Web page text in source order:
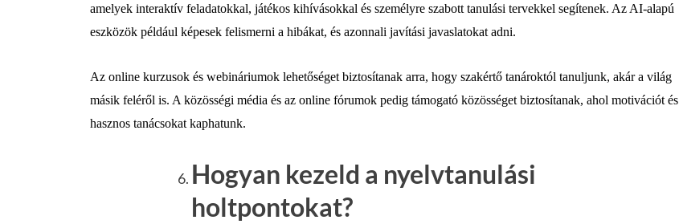
amelyek interaktív feladatokkal, játékos kihívásokkal és személyre szabott tanulási tervekkel segítenek. Az AI-alapú
eszközök például képesek felismerni a hibákat, és azonnali javítási javaslatokat adni.
Az online kurzusok és webináriumok lehetőséget biztosítanak arra, hogy szakértő tanároktól tanuljunk, akár a világ
másik feléről is. A közösségi média és az online fórumok pedig támogató közösséget biztosítanak, ahol motivációt és
hasznos tanácsokat kaphatunk.
Hogyan kezeld a nyelvtanulási
holtpontokat?